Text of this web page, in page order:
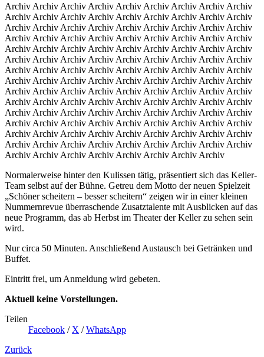
Archiv Archiv Archiv Archiv Archiv Archiv Archiv Archiv Archiv
Archiv Archiv Archiv Archiv Archiv Archiv Archiv Archiv Archiv
Archiv Archiv Archiv Archiv Archiv Archiv Archiv Archiv Archiv
Archiv Archiv Archiv Archiv Archiv Archiv Archiv Archiv Archiv
Archiv Archiv Archiv Archiv Archiv Archiv Archiv Archiv Archiv
Archiv Archiv Archiv Archiv Archiv Archiv Archiv Archiv Archiv
Archiv Archiv Archiv Archiv Archiv Archiv Archiv Archiv Archiv
Archiv Archiv Archiv Archiv Archiv Archiv Archiv Archiv Archiv
Archiv Archiv Archiv Archiv Archiv Archiv Archiv Archiv Archiv
Archiv Archiv Archiv Archiv Archiv Archiv Archiv Archiv Archiv
Archiv Archiv Archiv Archiv Archiv Archiv Archiv Archiv Archiv
Archiv Archiv Archiv Archiv Archiv Archiv Archiv Archiv Archiv
Archiv Archiv Archiv Archiv Archiv Archiv Archiv Archiv Archiv
Archiv Archiv Archiv Archiv Archiv Archiv Archiv Archiv Archiv
Archiv Archiv Archiv Archiv Archiv Archiv Archiv Archiv
Normalerweise hinter den Kulissen tätig, präsentiert sich das Keller-
Team selbst auf der Bühne. Getreu dem Motto der neuen Spielzeit
„Schöner scheitern – besser scheitern“ zeigen wir in einer kleinen
Nummernrevue überraschende Zusatztalente mit Ausblicken auf das
neue Programm, das ab Herbst im Theater der Keller zu sehen sein
wird.
Nur circa 50 Minuten. Anschließend Austausch bei Getränken und
Buffet.
Eintritt frei, um Anmeldung wird gebeten.
Aktuell keine Vorstellungen.
Teilen
Facebook / X /WhatsApp
Zurück